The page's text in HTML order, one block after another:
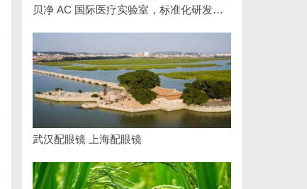
贝净 AC 国际医疗实验室，标准化研发体系全解析
武汉配眼镜 上海配眼镜